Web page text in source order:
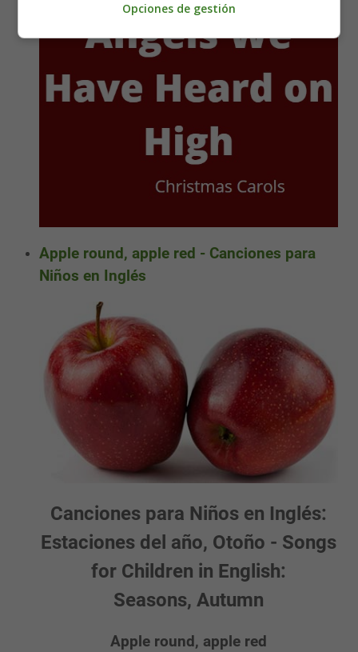
Apple round, apple red - Canciones para
Niños en Inglés
Canciones para Niños en Inglés:
Estaciones del año, Otoño - Songs
for Children in English:
Seasons, Autumn
Apple round, apple red
Opciones de gestión